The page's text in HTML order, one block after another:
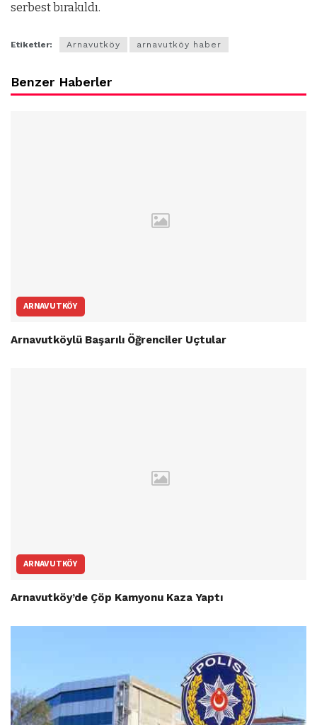
serbest bırakıldı.
Etiketler: Arnavutköy arnavutköy haber
Benzer Haberler
ARNAVUTKÖY
Arnavutköylü Başarılı Öğrenciler Uçtular
ARNAVUTKÖY
Arnavutköy’de Çöp Kamyonu Kaza Yaptı